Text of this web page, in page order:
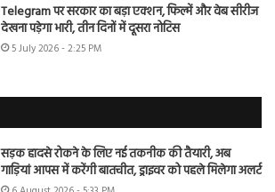
Telegram पर सरकार का बड़ा एक्शन, फिल्में और वेब सीरीज
देखना पड़ेगा भारी, तीन दिनों में दूसरा नोटिस
5 July 2026 - 2:25 PM
सड़क हादसे रोकने के लिए नई तकनीक की तैयारी, अब
गाड़ियां आपस में करेंगी बातचीत, ड्राइवर को पहले मिलेगा अलर्ट